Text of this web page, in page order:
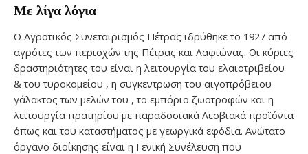
Με λίγα λόγια
Ο Αγροτικός Συνεταιρισμός Πέτρας ιδρύθηκε το 1927 από
αγρότες των περιοχών της Πέτρας και Λαφιώνας. Οι κύριες
δραστηριότητες του είναι η λειτουργία του ελαιοτριβείου
& του τυροκομείου , η συγκεντρωση του αιγοπρόβειου
γάλακτος των μελών του , το εμπόριο ζωοτροφών και η
λειτουργία πρατηρίου με παραδοσιακά Λεσβιακά προϊόντα
όπως και του καταστήματος με γεωργικά εφόδια. Ανώτατο
όργανο διοίκησης είναι η Γενική Συνέλευση που